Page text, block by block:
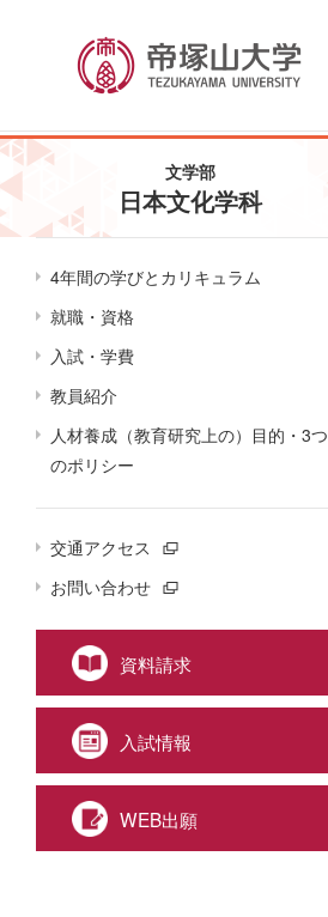
文学部
日本文化学科
4年間の学びとカリキュラム
就職・資格
入試・学費
教員紹介
人材養成（教育研究上の）目的・3つ
のポリシー
交通アクセス
お問い合わせ
資料請求
入試情報
WEB出願